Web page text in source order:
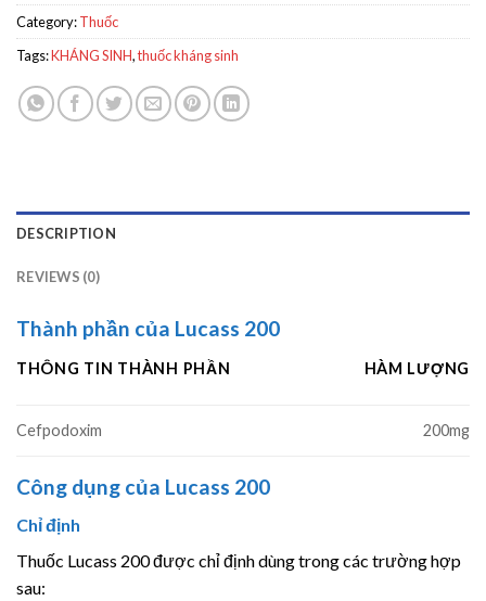
Category:Thuốc
Tags:KHÁNG SINH,thuốc kháng sinh
DESCRIPTION
REVIEWS (0)
Thành phần của Lucass 200
THÔNG TIN THÀNH PHẦN HÀM LƯỢNG
Cefpodoxim 200mg
Công dụng của Lucass 200
Chỉ định
Thuốc Lucass 200 được chỉ định dùng trong các trường hợp
sau: